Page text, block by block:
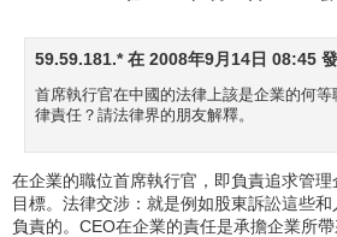
59.59.181.* 在 2008年9月14日 08:45
首席執行官在中國的法律上該是企業的何
律責任？請法律界的朋友解釋。
在企業的職位首席執行官，即負責追求管
目標。法律交涉：就是例如股東訴訟這些
負責的。CEO在企業的責任是承擔企業所